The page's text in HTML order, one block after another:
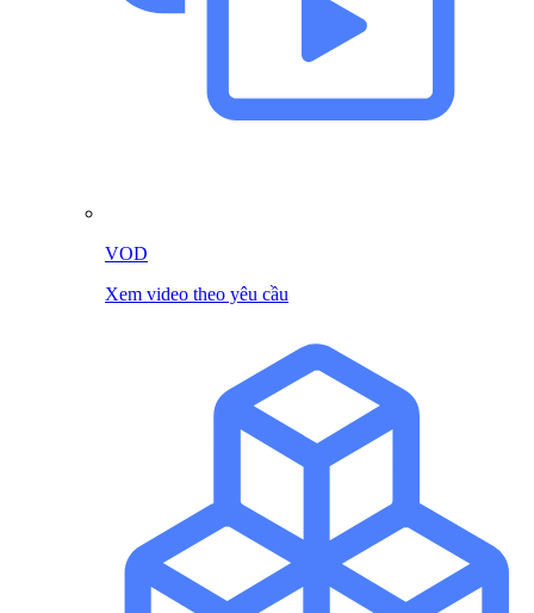
VOD
Xem video theo yêu cầu